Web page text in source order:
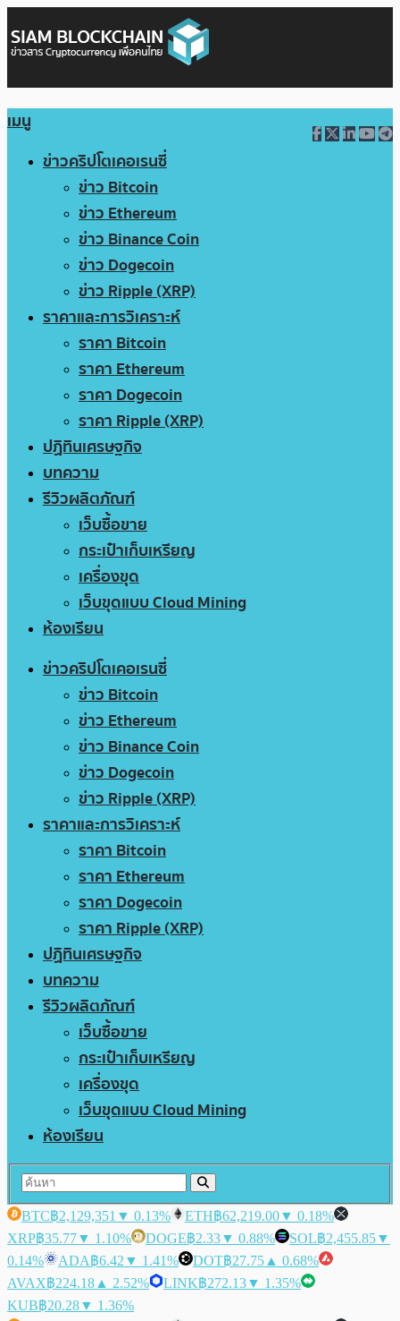
เมนู
ข่าวคริปโตเคอเรนซี่
ข่าว Bitcoin
ข่าว Ethereum
ข่าว Binance Coin
ข่าว Dogecoin
ข่าว Ripple (XRP)
ราคาและการวิเคราะห์
ราคา Bitcoin
ราคา Ethereum
ราคา Dogecoin
ราคา Ripple (XRP)
ปฏิทินเศรษฐกิจ
บทความ
รีวิวผลิตภัณฑ์
เว็บซื้อขาย
กระเป๋าเก็บเหรียญ
เครื่องขุด
เว็บขุดแบบ Cloud Mining
ห้องเรียน
ข่าวคริปโตเคอเรนซี่
ข่าว Bitcoin
ข่าว Ethereum
ข่าว Binance Coin
ข่าว Dogecoin
ข่าว Ripple (XRP)
ราคาและการวิเคราะห์
ราคา Bitcoin
ราคา Ethereum
ราคา Dogecoin
ราคา Ripple (XRP)
ปฏิทินเศรษฐกิจ
บทความ
รีวิวผลิตภัณฑ์
เว็บซื้อขาย
กระเป๋าเก็บเหรียญ
เครื่องขุด
เว็บขุดแบบ Cloud Mining
ห้องเรียน
BTC฿2,129,351 ▼ 0.13% ETH฿62,219.00▼ 0.18%
XRP฿35.77▼ 1.10% DOGE฿2.33▼ 0.88% SOL฿2,455.85▼
0.14%
ADA฿6.42 ▼ 1.41% DOT฿27.75 ▲ 0.68%
AVAX฿224.18 ▲ 2.52% LINK฿272.13▼ 1.35%
KUB฿20.28▼ 1.36%